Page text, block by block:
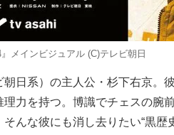
メインビジュアル (C)テレビ朝日
日系）の主人公・杉下右京。
力を持つ。博識でチェスの腕
んな彼にも消し去りたい“黒歴